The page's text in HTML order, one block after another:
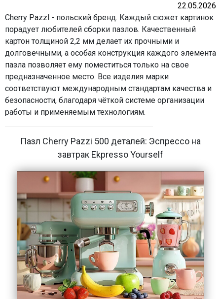
22.05.2026
Cherry Pazzl - польский бренд. Каждый сюжет картинок
порадует любителей сборки пазлов. Качественный
картон толщиной 2,2 мм делает их прочными и
долговечными, а особая конструкция каждого элемента
пазла позволяет ему поместиться только на свое
предназначенное место. Все изделия марки
соответствуют международным стандартам качества и
безопасности, благодаря чёткой системе организации
работы и применяемым технологиям.
Пазл Cherry Pazzi 500 деталей: Эспрессо на
завтрак Ekpresso Yourself